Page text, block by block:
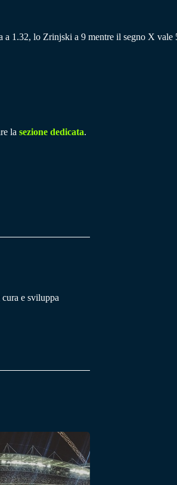
a 1.32, lo Zrinjski a 9 mentre il segno X vale
la sezione dedicata.
e sviluppa